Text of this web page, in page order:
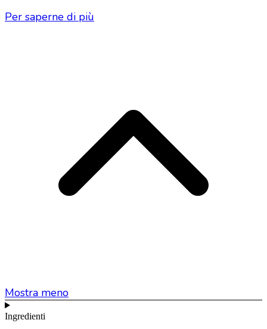
Per saperne di più
Mostra meno
Ingredienti